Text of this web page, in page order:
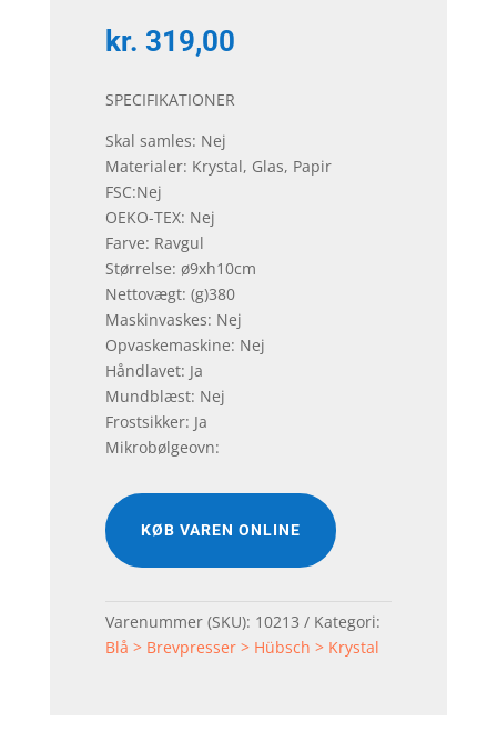
kr. 319,00
SPECIFIKATIONER
Skal samles: Nej
Materialer: Krystal, Glas, Papir
FSC:Nej
OEKO-TEX: Nej
Farve: Ravgul
Størrelse: ø9xh10cm
Nettovægt: (g)380
Maskinvaskes: Nej
Opvaskemaskine: Nej
Håndlavet: Ja
Mundblæst: Nej
Frostsikker: Ja
Mikrobølgeovn:
KØB VAREN ONLINE
Varenummer (SKU): 10213
Kategori:
Blå > Brevpresser > Hübsch > Krystal